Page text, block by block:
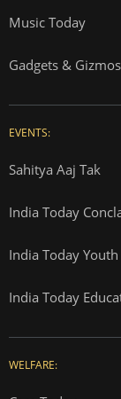
Music Today
Gadgets & Gizmos
EVENTS:
Sahitya Aaj Tak
India Today
India Today
India Today
WELFARE: